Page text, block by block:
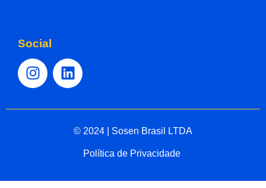
Social
© 2024 | Sosen Brasil LTDA
Política de Privacidade